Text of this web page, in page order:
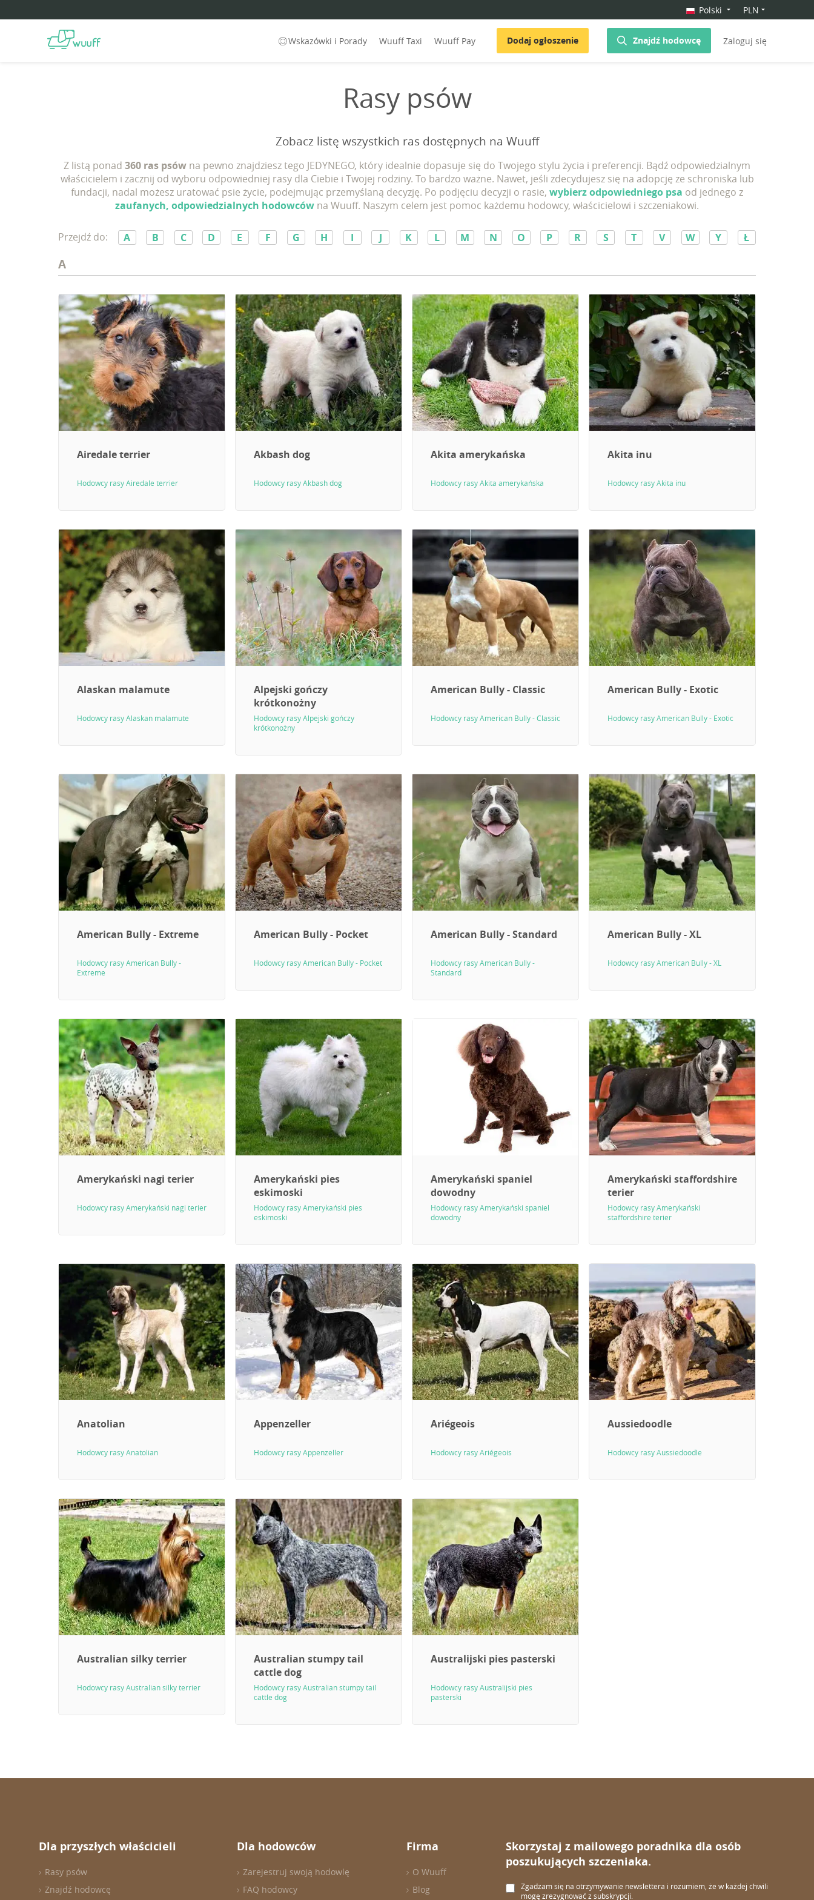
Polski PLN
Wskazówki i Porady Wuuff Taxi Wuuff Pay Dodaj ogłoszenie Znajdź hodowcę Zaloguj się
Rasy psów
Zobacz listę wszystkich ras dostępnych na Wuuff
Z listą ponad 360 ras psów na pewno znajdziesz tego JEDYNEGO, który idealnie dopasuje się do Twojego stylu życia i preferencji. Bądź odpowiedzialnym
właścicielem i zacznij od wyboru odpowiedniej rasy dla Ciebie i Twojej rodziny. To bardzo ważne. Nawet, jeśli zdecydujesz się na adopcję ze schroniska lub
fundacji, nadal możesz uratować psie życie, podejmując przemyślaną decyzję. Po podjęciu decyzji o rasie, wybierz odpowiedniego psa od jednego z
zaufanych, odpowiedzialnych hodowców na Wuuff. Naszym celem jest pomoc każdemu hodowcy, właścicielowi i szczeniakowi.
Przejdź do: A B C D E F G H I J K L M N O P R S T V W Y Ł
A
Airedale terrier
Hodowcy rasy Airedale terrier
Akbash dog
Hodowcy rasy Akbash dog
Akita amerykańska
Hodowcy rasy Akita amerykańska
Akita inu
Hodowcy rasy Akita inu
Alaskan malamute
Hodowcy rasy Alaskan malamute
Alpejski gończy
krótkonożny
Hodowcy rasy Alpejski gończy
krótkonożny
American Bully - Classic
Hodowcy rasy American Bully - Classic
American Bully - Exotic
Hodowcy rasy American Bully - Exotic
American Bully - Extreme
Hodowcy rasy American Bully -
Extreme
American Bully - Pocket
Hodowcy rasy American Bully - Pocket
American Bully - Standard
Hodowcy rasy American Bully -
Standard
American Bully - XL
Hodowcy rasy American Bully - XL
Amerykański nagi terier
Hodowcy rasy Amerykański nagi terier
Amerykański pies
eskimoski
Hodowcy rasy Amerykański pies
eskimoski
Amerykański spaniel
dowodny
Hodowcy rasy Amerykański spaniel
dowodny
Amerykański staffordshire
terier
Hodowcy rasy Amerykański
staffordshire terier
Anatolian
Hodowcy rasy Anatolian
Appenzeller
Hodowcy rasy Appenzeller
Ariégeois
Hodowcy rasy Ariégeois
Aussiedoodle
Hodowcy rasy Aussiedoodle
Australian silky terrier
Hodowcy rasy Australian silky terrier
Australian stumpy tail
cattle dog
Hodowcy rasy Australian stumpy tail
cattle dog
Australijski pies pasterski
Hodowcy rasy Australijski pies
pasterski
Dla przyszłych właścicieli
Rasy psów
Znajdź hodowcę
Dla hodowców
Zarejestruj swoją hodowlę
FAQ hodowcy
Firma
O Wuuff
Blog
Skorzystaj z mailowego poradnika dla osób
poszukujących szczeniaka.
Zgadzam się na otrzymywanie newslettera i rozumiem, że w każdej chwili
mogę zrezygnować z subskrypcji.